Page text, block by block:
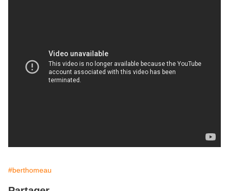
#berthomeau